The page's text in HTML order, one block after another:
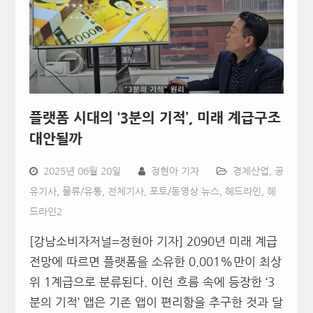
플랫폼 시대의 ‘3분의 기적’, 미래 계급구조
대안될까
2025년 06월 20일 정현아 기자 경제산업 공
유기사, 물류/유통, 전체기사, 포토/동영상 뉴스, 헤드라인 헤
드라인2
[강남소비자저널=정현아 기자] 2090년 미래 계급
전망에 따르면 플랫폼을 소유한 0.001%만이 최상
위 1계급으로 분류된다. 이런 흐름 속에 등장한 ‘3
분의 기적’ 앱은 기존 앱이 편리함을 추구한 것과 달